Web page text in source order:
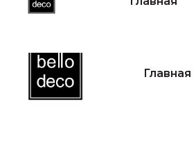
Главная